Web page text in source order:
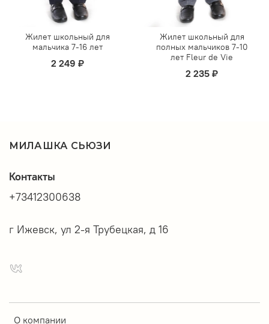
Жилет школьный для
мальчика 7-16 лет
2 249 ₽
Жилет школьный для
полных мальчиков 7-10
лет Fleur de Vie
2 235 ₽
МИЛАШКА СЬЮЗИ
О компании
Контакты
+73412300638
г Ижевск, ул 2-я Трубецкая, д 16